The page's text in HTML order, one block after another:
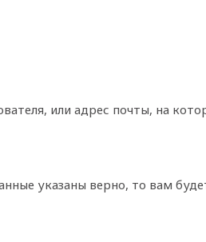
или адрес почты, на
указаны верно, то вам